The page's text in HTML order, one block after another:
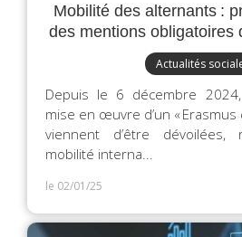
Mobilité des alternants :
des mentions obligatoires
Actualités
Depuis le 6 décembre
mise en œuvre d’un « Erasmus
viennent d’être dévoilées,
mobilité interna...
le 02/01/25